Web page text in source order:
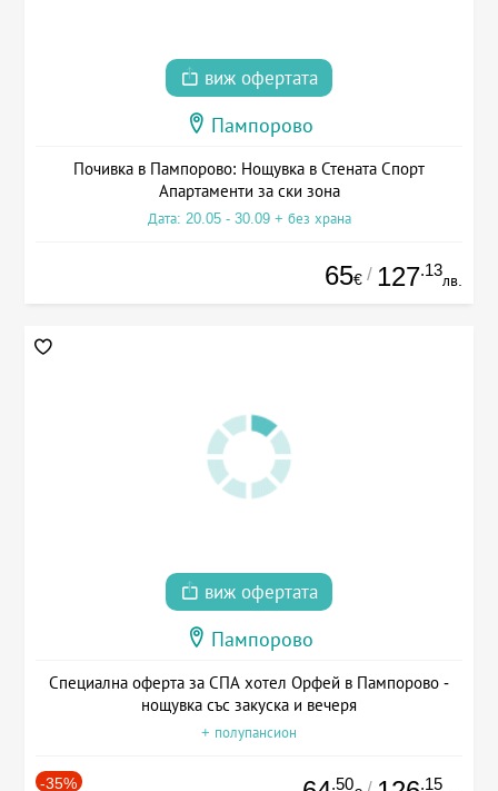
виж офертата
Пампорово
Почивка в Пампорово: Нощувка в Стената Спорт
Апартаменти за ски зона
Дата: 20.05 - 30.09 + без храна
65€ / 127.13
лв.
виж офертата
Пампорово
Специална оферта за СПА хотел Орфей в Пампорово -
нощувка със закуска и вечеря
+ полупансион
-35% .50 .15